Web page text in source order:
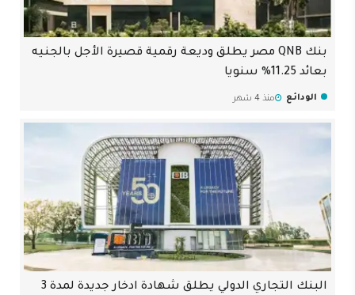
بنك QNB مصر يطلق وديعة رقمية قصيرة الأجل بالجنيه
بعائد 11.25% سنويا
الودائع منذ 4 شهر
البنك التجاري الدولي يطلق شهادة ادخار جديدة لمدة 3